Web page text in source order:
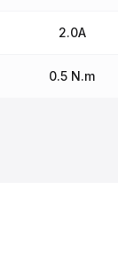
2.0A
0.5 N.m